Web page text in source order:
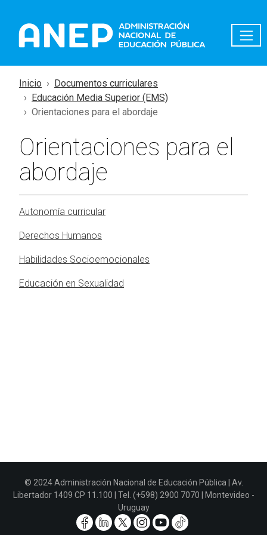
Inicio
Documentos curriculares
Educación Media Superior (EMS)
Orientaciones para el abordaje
Orientaciones para el
abordaje
Autonomía curricular
Derechos Humanos
Habilidades Socioemocionales
Educación en Sexualidad
© 2024 Administración Nacional de Educación Pública | Av.
Libertador 1409 CP 11.100 | Tel. (+598) 2900 7070 | Montevideo -
Uruguay